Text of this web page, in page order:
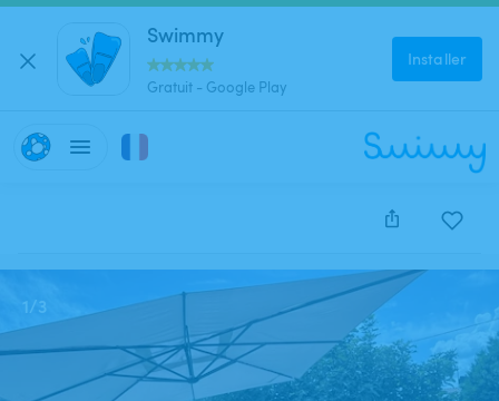
Swimmy
Gratuit - Google Play
Installer
Cette annonce est close et ne peut être réservée.
1/3